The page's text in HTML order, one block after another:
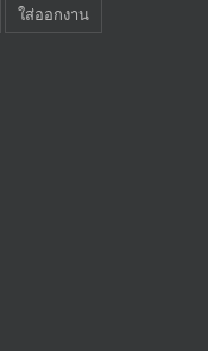
ใส่ออกงาน